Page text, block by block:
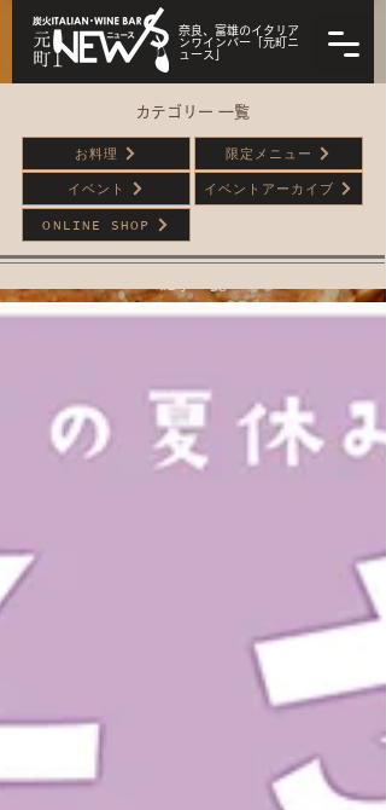
奈良、富雄のイタリア
ンワインバー「元町ニ
ュース」
カテゴリー 一覧
お料理
イベント
限定メニュー
イベントアーカイブ
ONLINE SHOP